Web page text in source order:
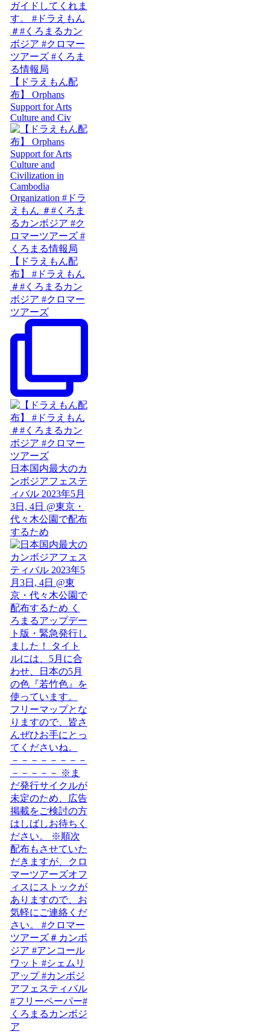
【ドラえもん配
布】 Orphans
Support for Arts
Culture and Civ
【ドラえもん配
布】 #ドラえもん
＃#くろまるカン
ボジア #クロマー
ツアーズ
日本国内最大のカ
ンボジアフェステ
ィバル 2023年5月
3日, 4日 @東京・
代々木公園で配布
するため